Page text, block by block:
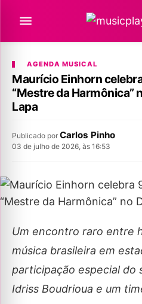
AGENDA MUSICAL
Maurício Einhorn
“Mestre da Harmônica”
Lapa
Publicado por Carlos Pinho
03 de julho de 2026, às 16:53
Um encontro raro entre
música brasileira em
participação especial do
Idriss Boudrioua e um